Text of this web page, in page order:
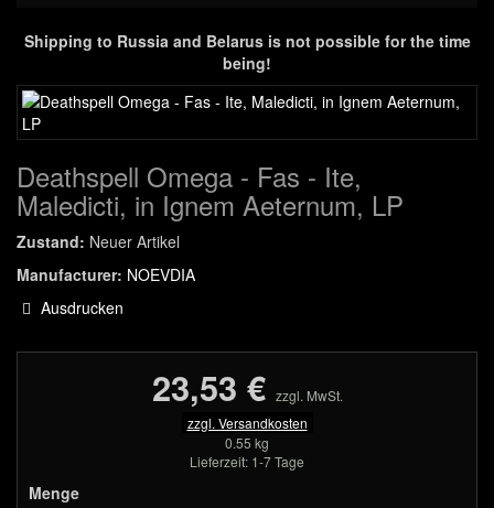
Shipping to Russia and Belarus is not possible for the time
being!
Deathspell Omega - Fas - Ite,
Maledicti, in Ignem Aeternum, LP
Zustand: Neuer Artikel
Manufacturer: NOEVDIA
Ausdrucken
23,53 € zzgl. MwSt.
zzgl. Versandkosten
0.55 kg
Lieferzeit: 1-7 Tage
Menge